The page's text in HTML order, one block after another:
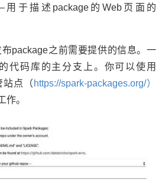
用于描述package的Web页面的
布package之前需要提供的信息。一
代码库的主分支上。你可以使用
站点（ https://spark-packages.org/）
作。